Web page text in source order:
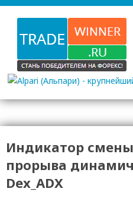
Индикатор
прорыва
Dex_ADX